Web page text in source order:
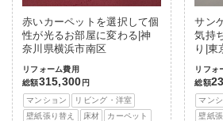
赤いカーペットを選択して個
性が光るお部屋に変わる|神
奈川県横浜市南区
リフォーム費用
総額315,300 円
マンション
リビング・洋室
壁紙張り替え
床材 カーペット
サン
気持
り|東
リフォ
総額
マン
壁紙